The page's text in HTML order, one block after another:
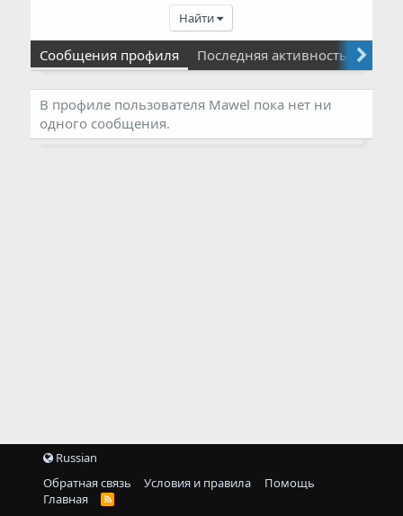
Найти
Сообщения профиля Последняя активность
В профиле пользователя Mawel пока нет ни
одного сообщения.
Russian
Обратная связь
Условия и правила
Помощь
Главная